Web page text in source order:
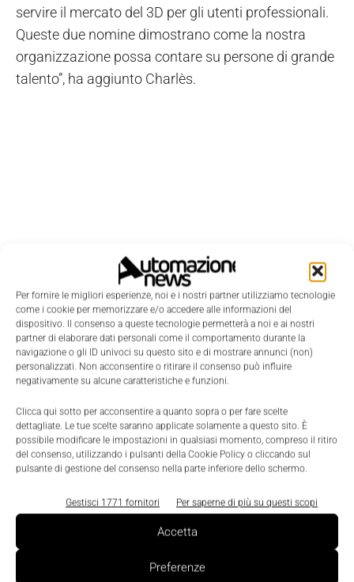
Per fornire le migliori esperienze, noi e i nostri partner utilizziamo tecnologie
come i cookie per memorizzare e/o accedere alle informazioni del
dispositivo. Il consenso a queste tecnologie permetterà a noi e ai nostri
partner di elaborare dati personali come il comportamento durante la
navigazione o gli ID univoci su questo sito e di mostrare annunci (non)
personalizzati. Non acconsentire o ritirare il consenso può influire
negativamente su alcune caratteristiche e funzioni.
Clicca qui sotto per acconsentire a quanto sopra o per fare scelte
dettagliate. Le tue scelte saranno applicate solamente a questo sito. È
possibile modificare le impostazioni in qualsiasi momento, compreso il ritiro
del consenso, utilizzando i pulsanti della Cookie Policy o cliccando sul
pulsante di gestione del consenso nella parte inferiore dello schermo.
Gestisci 1771 fornitori Per saperne di più su questi scopi
Accetta
Preferenze
LEGGI LA RIVISTA ⇢
servire il mercato del 3D per gli utenti professionali.
Queste due nomine dimostrano come la nostra
organizzazione possa contare su persone di grande
talento”, ha aggiunto Charlès.